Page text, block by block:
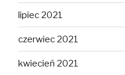
lipiec 2021
czerwiec 2021
kwiecień 2021